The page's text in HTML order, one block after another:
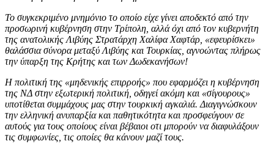
Το συγκεκριμένο μνημόνιο το οποίο είχε γίνει αποδεκτό από την
προσωρινή κυβέρνηση στην Τρίπολη, αλλά όχι από τον κυβερνήτη
της ανατολικής Λιβύης Στρατάρχη Χαλίφα Χαφτάρ, «εφευρίσκει»
θαλάσσια σύνορα μεταξύ Λιβύης και Τουρκίας, αγνοώντας πλήρως
την ύπαρξη της Κρήτης και των Δωδεκανήσων!
Η πολιτική της «μηδενικής επιρροής» που εφαρμόζει η κυβέρνηση
της ΝΔ στην εξωτερική πολιτική, οδηγεί ακόμη και «σίγουρους»
υποτίθεται συμμάχους μας στην τουρκική αγκαλιά. Διαγιγνώσκουν
την ελληνική ανυπαρξία και παθητικότητα και προσφεύγουν σε
αυτούς για τους οποίους είναι βέβαιοι οτι μπορούν να διαφυλάξουν
τις συμφωνίες, τις οποίες θα κάνουν μαζί τους.